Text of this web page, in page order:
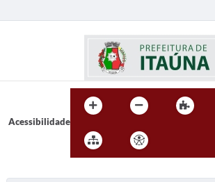
Acessibilidade